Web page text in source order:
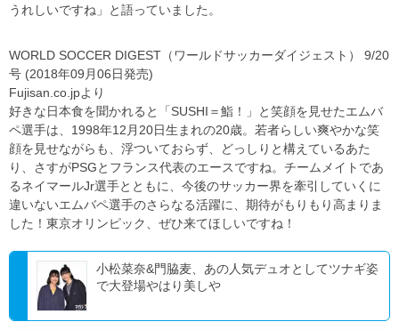
うれしいですね」と語っていました。
WORLD SOCCER DIGEST（ワールドサッカーダイジェスト） 9/20
号 (2018年09月06日発売)
Fujisan.co.jpより
好きな日本食を聞かれると「SUSHI＝鮨！」と笑顔を見せたエムバ
ペ選手は、1998年12月20日生まれの20歳。若者らしい爽やかな笑
顔を見せながらも、浮ついておらず、どっしりと構えているあた
り、さすがPSGとフランス代表のエースですね。チームメイトであ
るネイマールJr選手とともに、今後のサッカー界を牽引していくに
違いないエムバペ選手のさらなる活躍に、期待がもりもり高まりま
した！東京オリンピック、ぜひ来てほしいですね！
小松菜奈&門脇麦、あの人気デュオとしてツナギ姿
で大登場やはり美しや